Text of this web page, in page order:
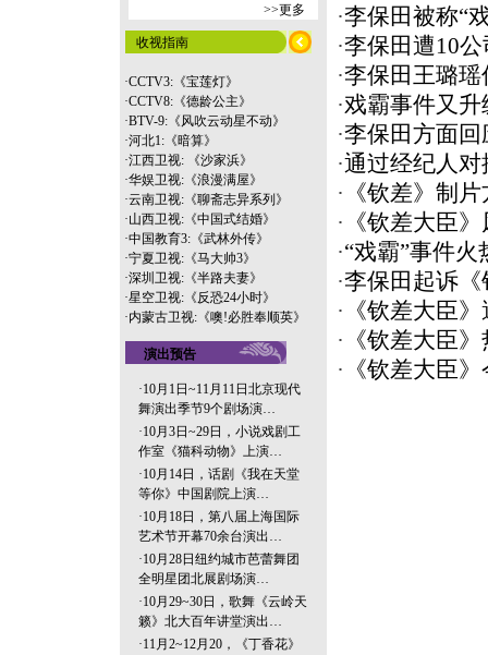
>>更多
收视指南
·CCTV3:《宝莲灯》
·CCTV8:《德龄公主》
·BTV-9:《风吹云动星不动》
·河北1:《暗算》
·江西卫视: 《沙家浜》
·华娱卫视:《浪漫满屋》
·云南卫视:《聊斋志异系列》
·山西卫视:《中国式结婚》
·中国教育3:《武林外传》
·宁夏卫视:《马大帅3》
·深圳卫视:《半路夫妻》
·星空卫视:《反恐24小时》
·内蒙古卫视:《噢!必胜奉顺英》
演出预告
·10月1日~11月11日北京现代
舞演出季节9个剧场演…
·10月3日~29日，小说戏剧工
作室《猫科动物》上演…
·10月14日，话剧《我在天堂
等你》中国剧院上演…
·10月18日，第八届上海国际
艺术节开幕70余台演出…
·10月28日纽约城市芭蕾舞团
全明星团北展剧场演…
·10月29~30日，歌舞《云岭天
籁》北大百年讲堂演出…
·11月2~12月20，《丁香花》
·李保田被称“
·李保田遭10
·李保田王璐瑶
·戏霸事件又升
·李保田方面
·通过经纪人
· 《钦差》制
· 《钦差大臣
·“戏霸”事件
·李保田起诉
· 《钦差大臣
· 《钦差大臣
· 《钦差大臣